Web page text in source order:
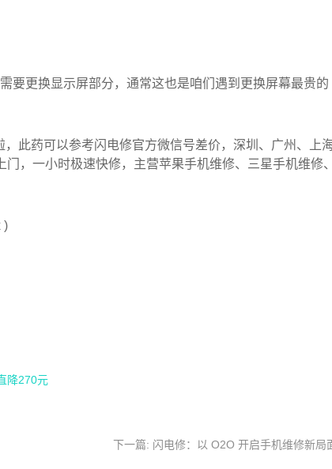
要更换显示屏部分，通常这也是咱们遇到更换屏幕最贵的
此药可以参考闪电修官方微信号差价，深圳、广州、上
，一小时极速快修，主营苹果手机维修、三星手机维修、
)
降270元
下一篇: 闪电修：以 O2O 开启手机维修新局